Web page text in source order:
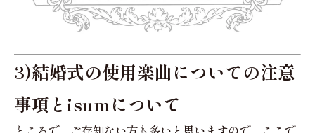
3)結婚式の使用楽曲についての注意
事項とisumについて